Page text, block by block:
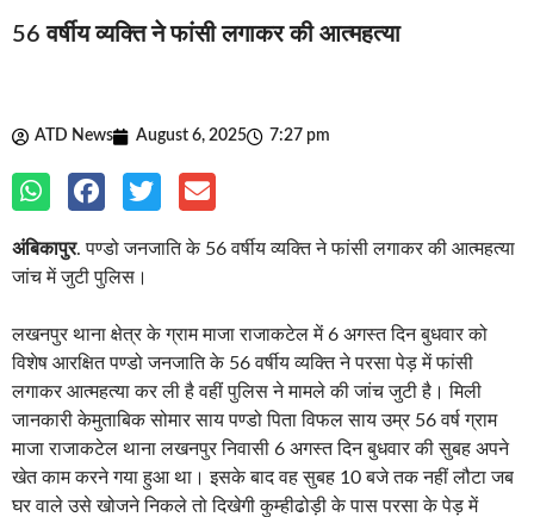
56 वर्षीय व्यक्ति ने फांसी लगाकर की आत्महत्या
ATD News August 6, 2025 7:27 pm
अंबिकापुर. पण्डो जनजाति के 56 वर्षीय व्यक्ति ने फांसी लगाकर की आत्महत्या
जांच में जुटी पुलिस।
लखनपुर थाना क्षेत्र के ग्राम माजा राजाकटेल में 6 अगस्त दिन बुधवार को
विशेष आरक्षित पण्डो जनजाति के 56 वर्षीय व्यक्ति ने परसा पेड़ में फांसी
लगाकर आत्महत्या कर ली है वहीं पुलिस ने मामले की जांच जुटी है। मिली
जानकारी केमुताबिक सोमार साय पण्डो पिता विफल साय उम्र 56 वर्ष ग्राम
माजा राजाकटेल थाना लखनपुर निवासी 6 अगस्त दिन बुधवार की सुबह अपने
खेत काम करने गया हुआ था। इसके बाद वह सुबह 10 बजे तक नहीं लौटा जब
घर वाले उसे खोजने निकले तो दिखेगी कुम्हीढोड़ी के पास परसा के पेड़ में